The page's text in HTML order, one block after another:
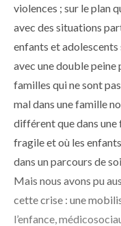
violences ; sur le plan
avec des situations
enfants et
avec une double peine
familles qui ne sont
mal dans une famille
différent que dans
fragile et où les
dans un parcours de
Mais nous avons pu
cette crise : une
l’enfance,